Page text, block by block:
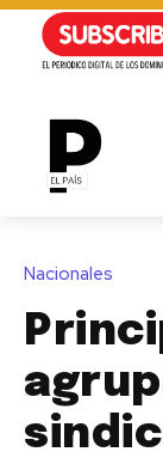
Nacionales